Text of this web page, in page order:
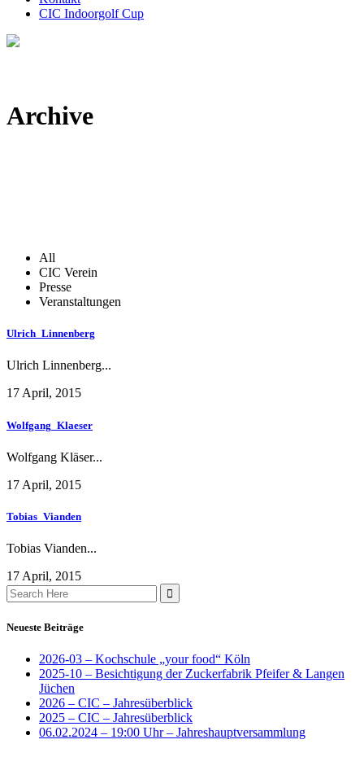
CIC Indoorgolf Cup
Archive
All
CIC Verein
Presse
Veranstaltungen
Ulrich_Linnenberg
Ulrich Linnenberg...
17 April, 2015
Wolfgang_Klaeser
Wolfgang Kläser...
17 April, 2015
Tobias_Vianden
Tobias Vianden...
17 April, 2015
Search
for:
Neueste Beiträge
2026-03 – Kochschule „your food“ Köln
2025-10 – Besichtigung der Zuckerfabrik Pfeifer & Langen
Jüchen
2026 – CIC – Jahresüberblick
2025 – CIC – Jahresüberblick
06.02.2024 – 19:00 Uhr – Jahreshauptversammlung